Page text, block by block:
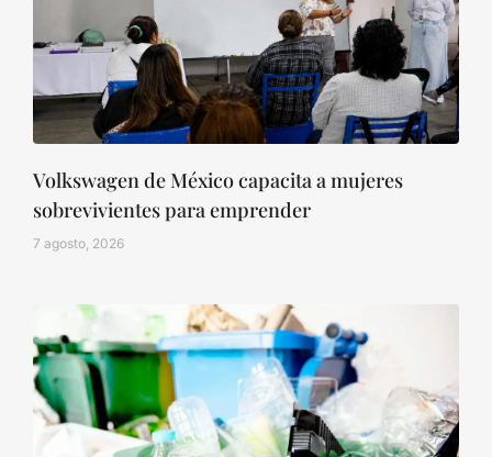
Volkswagen de México capacita a mujeres
sobrevivientes para emprender
7 agosto, 2026